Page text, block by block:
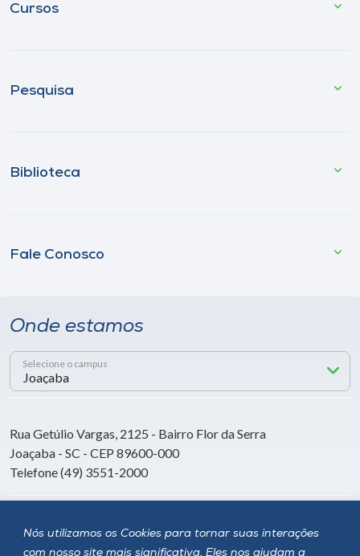
Nós utilizamos os Cookies para tornar suas interações
com nosso site mais significativa. Eles nos ajudam a
Cursos
Pesquisa
Biblioteca
Fale Conosco
Onde estamos
Selecione o campus
Rua Getúlio Vargas, 2125 - Bairro Flor da Serra
Joaçaba - SC - CEP 89600-000
Telefone (49) 3551-2000
Siga a Unoesc